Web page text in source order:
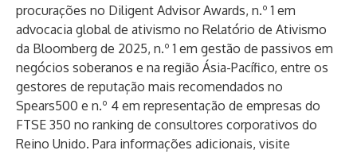
procurações no Diligent Advisor Awards, n.º 1 em
advocacia global de ativismo no Relatório de Ativismo
da Bloomberg de 2025, n.º 1 em gestão de passivos em
negócios soberanos e na região Ásia-Pacífico, entre os
gestores de reputação mais recomendados no
Spears500 e n.º 4 em representação de empresas do
FTSE 350 no ranking de consultores corporativos do
Reino Unido. Para informações adicionais, visite